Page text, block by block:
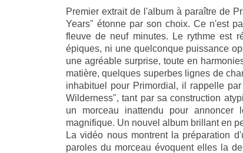
Premier extrait de l'album à paraître de
Years" étonne par son choix. Ce n'est
fleuve de neuf minutes. Le rythme est
épiques, ni une quelconque puissance
une agréable surprise, toute en
matière, quelques superbes lignes de
inhabituel pour Primordial, il rappelle
Wilderness", tant par sa construction
un morceau inattendu pour
magnifique. Un nouvel album brillant en
La vidéo nous montrent la préparation
paroles du morceau évoquent elles la